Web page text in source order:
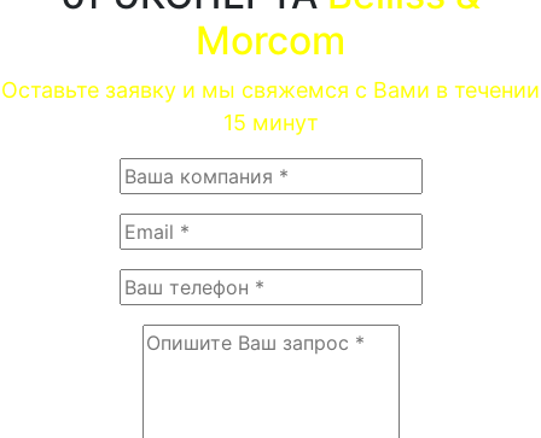
Morcom
Оставьте заявку и мы свяжемся с Вами в течении
15 минут